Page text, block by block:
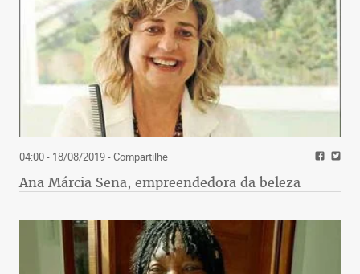
04:00 - 18/08/2019- Compartilhe
Ana Márcia Sena, empreendedora da beleza